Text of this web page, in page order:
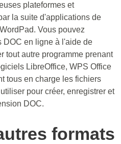
plateformes et
la suite d'applications de
Vous pouvez
DOC en ligne à l'aide de
tout autre programme prenant
LibreOffice, WPS Office
tous en charge les fichiers
pour créer, enregistrer et
DOC.
formats